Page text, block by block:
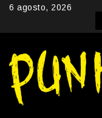
Skip6 agosto, 2026